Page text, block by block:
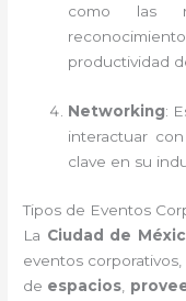
como las
productividad
Networking:
interactuar
clave en su
Tipos de Eventos
La Ciudad de
eventos
de espacios,